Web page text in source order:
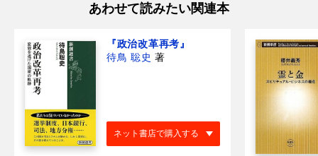
あわせて読みたい関連本
『政治改革再考』
待鳥 聡史 著
ネット書店で購入する